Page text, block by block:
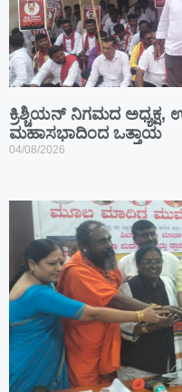
ಕ್ರಿಶ್ಚಿಯನ್ ನಿಗಮದ ಅಧ್ಯಕ್ಷ,
ಮಹಾಸಭಾದಿಂದ ಒತ್ತಾಯ
04/08/2026